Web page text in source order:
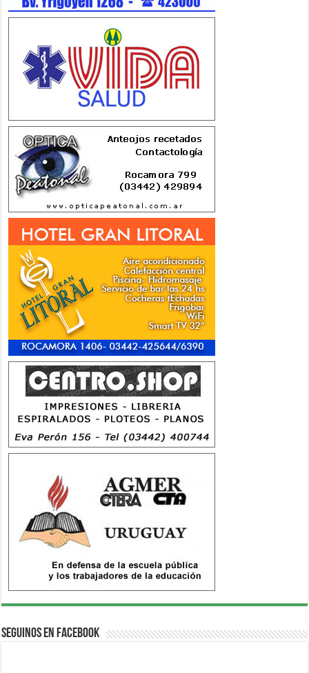
Seguinos en Facebook